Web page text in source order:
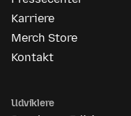
Karriere
Merch Store
Kontakt
Udviklere